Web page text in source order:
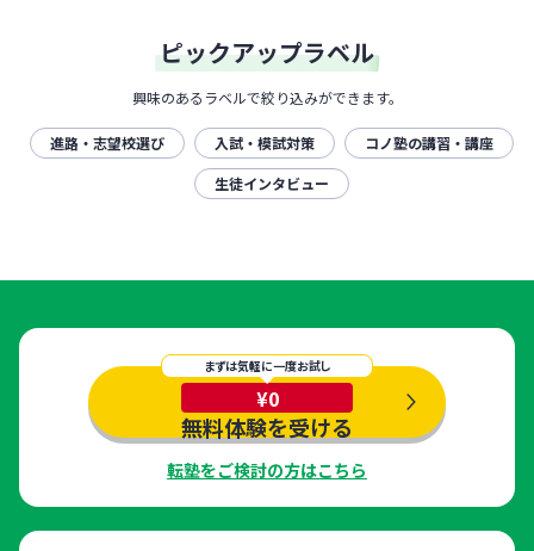
ピックアップラベル
興味のあるラベルで絞り込みができます。
進路・志望校選び 入試・模試対策
コノ塾の講習・講座
生徒インタビュー
まずは気軽に一度お試し
¥0
無料体験を受ける
転塾をご検討の方はこちら